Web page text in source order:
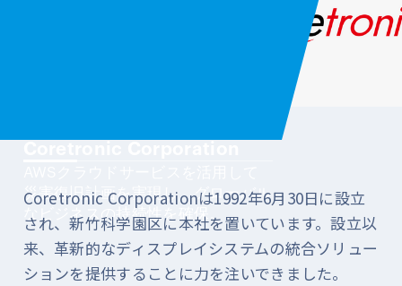
災害復旧計画を実現し、グローバル
なビジネスの持続性を確保。
Coretronic Corporationは1992年6月30日に設立
され、新竹科学園区に本社を置いています。設立以
来、革新的なディスプレイシステムの統合ソリュー
ションを提供することに力を注いできました。